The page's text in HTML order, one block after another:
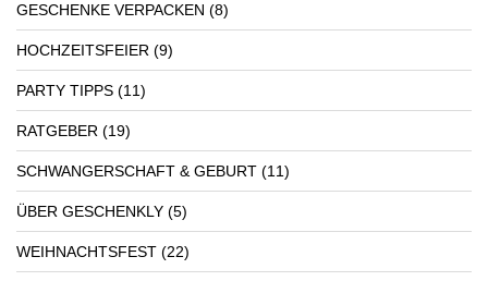
GESCHENKE VERPACKEN (8)
HOCHZEITSFEIER (9)
PARTY TIPPS (11)
RATGEBER (19)
SCHWANGERSCHAFT & GEBURT (11)
ÜBER GESCHENKLY (5)
WEIHNACHTSFEST (22)